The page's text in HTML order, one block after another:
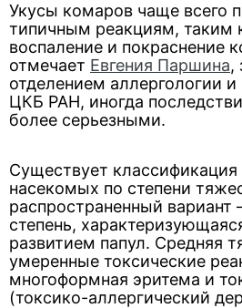
Укусы комаров чаще всего
типичным реакциям, таким
воспаление и покраснение
отмечает Евгения Паршина,
отделением аллергологии
ЦКБ РАН, иногда
более серьезными.
Существует
насекомых по степени
распространенный вариант
степень,
развитием папул. Средняя
умеренные токсические
многоформная эритема и
(токсико-аллергический